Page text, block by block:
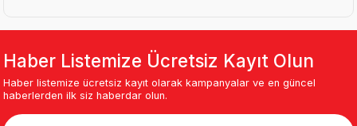
Haber Listemize Ücretsiz Kayıt Olun
Haber listemize ücretsiz kayıt olarak kampanyalar ve en güncel
haberlerden ilk siz haberdar olun.